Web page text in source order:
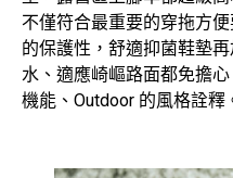
不僅符合最重要的穿拖方
的保護性，舒適抑菌鞋墊
水、適應崎嶇路面都免擔
機能、Outdoor 的風格詮釋